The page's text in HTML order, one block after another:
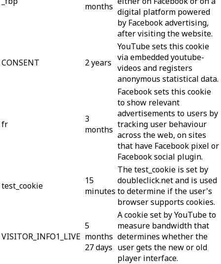
months digital platform powered
by Facebook advertising,
after visiting the website.
CONSENT 2 years
YouTube sets this cookie
via embedded youtube-
videos and registers
anonymous statistical data.
fr
3
months
Facebook sets this cookie
to show relevant
advertisements to users by
tracking user behaviour
across the web, on sites
that have Facebook pixel or
Facebook social plugin.
test_cookie
15
minutes
The test_cookie is set by
doubleclick.net and is used
to determine if the user's
browser supports cookies.
VISITOR_INFO1_LIVE
5
months
27 days
A cookie set by YouTube to
measure bandwidth that
determines whether the
user gets the new or old
player interface.